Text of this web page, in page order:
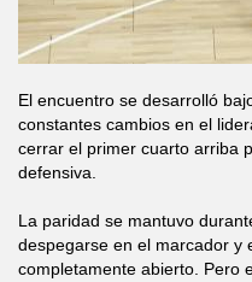
El encuentro se desarrolló
constantes cambios en el
cerrar el primer cuarto arriba
defensiva.
La paridad se mantuvo
despegarse en el marcador y
completamente abierto. Pero